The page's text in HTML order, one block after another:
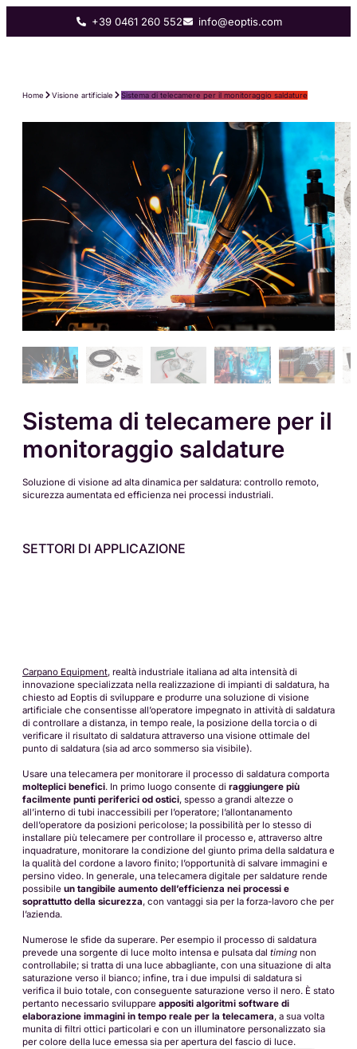
+39 0461 260 552 info@eoptis.com
Home Visione artificiale Sistema di telecamere per il monitoraggio saldature
Sistema di telecamere per il
monitoraggio saldature
Soluzione di visione ad alta dinamica per saldatura: controllo remoto,
sicurezza aumentata ed efficienza nei processi industriali.
SETTORI DI APPLICAZIONE
Carpano Equipment, realtà industriale italiana ad alta intensità di
innovazione specializzata nella realizzazione di impianti di saldatura, ha
chiesto ad Eoptis di sviluppare e produrre una soluzione di visione
artificiale che consentisse all’operatore impegnato in attività di saldatura
di controllare a distanza, in tempo reale, la posizione della torcia o di
verificare il risultato di saldatura attraverso una visione ottimale del
punto di saldatura (sia ad arco sommerso sia visibile).
Usare una telecamera per monitorare il processo di saldatura comporta
molteplici benefici. In primo luogo consente di raggiungere più
facilmente punti periferici od ostici, spesso a grandi altezze o
all’interno di tubi inaccessibili per l’operatore; l’allontanamento
dell’operatore da posizioni pericolose; la possibilità per lo stesso di
installare più telecamere per controllare il processo e, attraverso altre
inquadrature, monitorare la condizione del giunto prima della saldatura e
la qualità del cordone a lavoro finito; l’opportunità di salvare immagini e
persino video. In generale, una telecamera digitale per saldature rende
possibile un tangibile aumento dell’efficienza nei processi e
soprattutto della sicurezza, con vantaggi sia per la forza-lavoro che per
l’azienda.
Numerose le sfide da superare. Per esempio il processo di saldatura
prevede una sorgente di luce molto intensa e pulsata dal timing non
controllabile; si tratta di una luce abbagliante, con una situazione di alta
saturazione verso il bianco; infine, tra i due impulsi di saldatura si
verifica il buio totale, con conseguente saturazione verso il nero. È stato
pertanto necessario sviluppare appositi algoritmi software di
elaborazione immagini in tempo reale per la telecamera, a sua volta
munita di filtri ottici particolari e con un illuminatore personalizzato sia
per colore della luce emessa sia per apertura del fascio di luce.